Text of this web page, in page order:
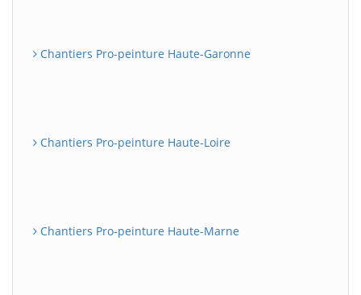
Chantiers Pro-peinture Haute-Garonne
Chantiers Pro-peinture Haute-Loire
Chantiers Pro-peinture Haute-Marne